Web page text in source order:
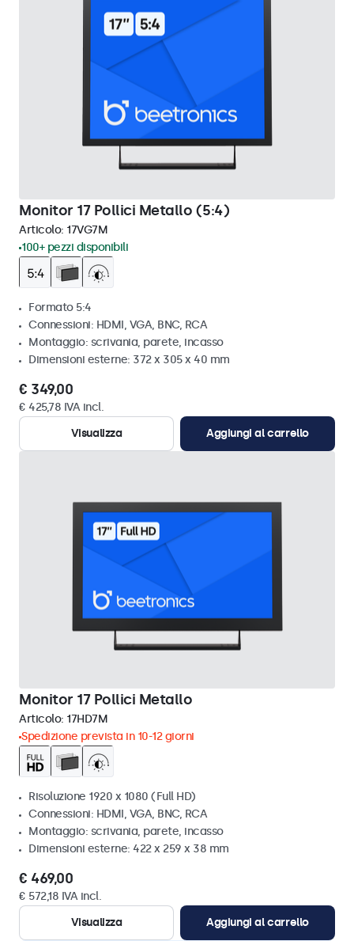
Monitor 17 Pollici Metallo (5:4)
Articolo: 17VG7M
100+ pezzi disponibili
Formato 5:4
Connessioni: HDMI, VGA, BNC, RCA
Montaggio: scrivania, parete, incasso
Dimensioni esterne: 372 x 305 x 40 mm
€ 349,00
€ 425,78 IVA incl.
Visualizza
Aggiungi al carrello
Monitor 17 Pollici Metallo
Articolo: 17HD7M
Spedizione prevista in 10-12 giorni
Risoluzione 1920 x 1080 (Full HD)
Connessioni: HDMI, VGA, BNC, RCA
Montaggio: scrivania, parete, incasso
Dimensioni esterne: 422 x 259 x 38 mm
€ 469,00
€ 572,18 IVA incl.
Visualizza
Aggiungi al carrello